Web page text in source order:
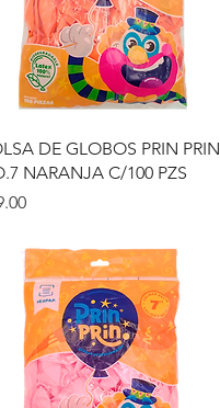
Vista rápida
DE GLOBOS PRIN PRIN
NARANJA C/100 PZS